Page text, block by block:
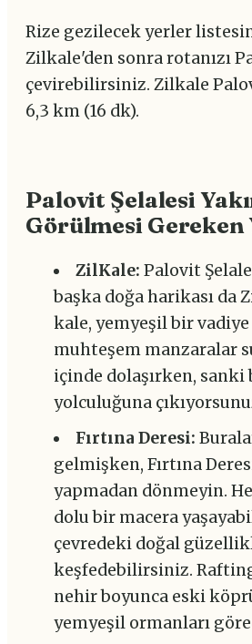
Rize gezilecek yerler
Zilkale'den sonra rotanızı
çevirebilirsiniz. Zilkale
6,3 km (16 dk).
Palovit Şelalesi
Görülmesi Gereken
ZilKale: Palovit
başka doğa harikası da
kale, yemyeşil bir vadiye
muhteşem manzaralar
içinde dolaşırken, sanki
yolculuğuna
Fırtına Deresi:
gelmişken, Fırtına
yapmadan dönmeyin.
dolu bir macera
çevredeki doğal
keşfedebilirsiniz.
nehir boyunca eski
yemyeşil ormanları